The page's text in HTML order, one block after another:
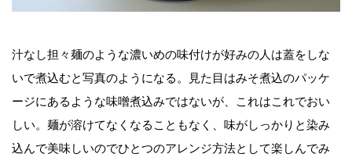
汁なし担々麺のような濃いめの味付けが好みの人は蓋をしな
いで煮込むと写真のようになる。見た目はみそ煮込のパッケ
ージにあるような味噌煮込みではないが、これはこれでおい
しい。麺が溶けてなくなることもなく、味がしっかりと染み
込んで美味しいのでひとつのアレンジ方法として楽しんでみ